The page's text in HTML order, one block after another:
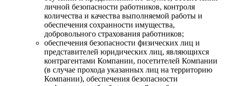
личной безопасности работников, контроля
количества и качества выполняемой работы и
обеспечения сохранности имущества,
добровольного страхования работников;
обеспечения безопасности физических лиц и
представителей юридических лиц, являющихся
контрагентами Компании, посетителей Компании
(в случае прохода указанных лиц на территорию
Компании), обеспечения безопасности